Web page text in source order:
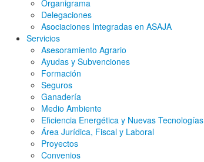
Organigrama
Delegaciones
Asociaciones Integradas en ASAJA
Servicios
Asesoramiento Agrario
Ayudas y Subvenciones
Formación
Seguros
Ganadería
Medio Ambiente
Eficiencia Energética y Nuevas Tecnologías
Área Jurídica, Fiscal y Laboral
Proyectos
Convenios